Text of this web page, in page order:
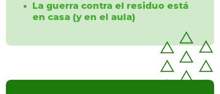
La guerra contra el residuo está
en casa (y en el aula)